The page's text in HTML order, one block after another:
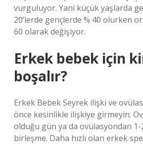
vurguluyor. Yani küçük yaşlarda
20’lerde gençlerde % 40 olurken
60 olarak değişiyor.
Erkek bebek için
boşalır?
Erkek Bebek Seyrek ilişki ve
önce kesinlikle ilişkiye girmeyin.
olduğu gün ya da ovülasyondan
birleşme. Daha hızlı olan erkek